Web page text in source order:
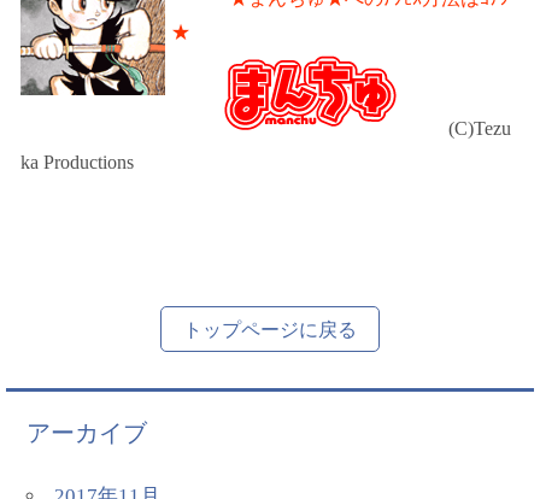
★
(C)Tezu
ka Productions
トップページに戻る
アーカイブ